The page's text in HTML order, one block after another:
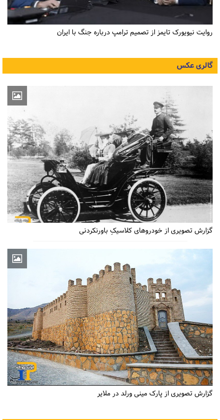
روایت نیویورک تایمز از تصمیم ترامپ درباره جنگ با ایران
گالری عکس
گزارش تصویری از خودروهای کلاسیکِ باورنکردنی
گزارش تصویری از پارک مینی ورلد در ملایر